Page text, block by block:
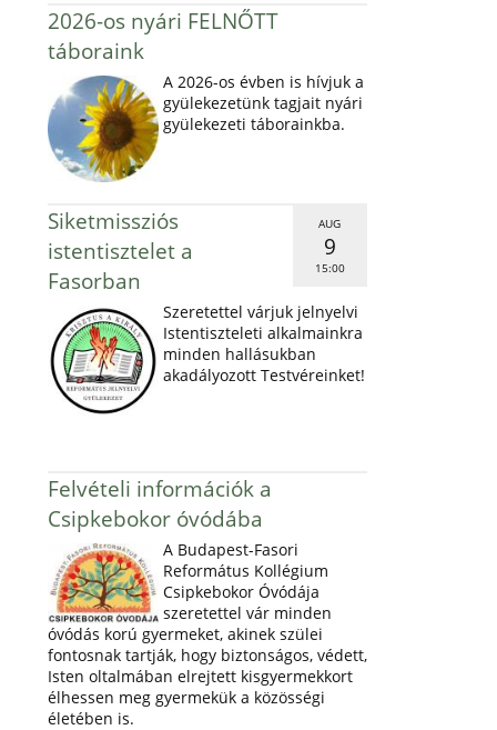
2026-os nyári FELNŐTT
táboraink
A 2026-os évben is hívjuk a
gyülekezetünk tagjait nyári
gyülekezeti táborainkba.
AUG
9
15:00
Siketmissziós
istentisztelet a
Fasorban
Szeretettel várjuk jelnyelvi
Istentiszteleti alkalmainkra
minden hallásukban
akadályozott Testvéreinket!
Felvételi információk a
Csipkebokor óvódába
A Budapest-Fasori
Református Kollégium
Csipkebokor Óvódája
szeretettel vár minden
óvódás korú gyermeket, akinek szülei
fontosnak tartják, hogy biztonságos, védett,
Isten oltalmában elrejtett kisgyermekkort
élhessen meg gyermekük a közösségi
életében is.